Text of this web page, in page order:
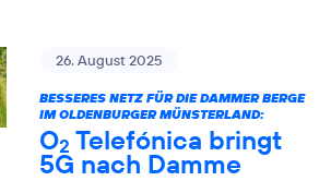
26. August 2025
BESSERES NETZ FÜR DIE DAMMER BERGE
IM OLDENBURGER MÜNSTERLAND:
O2 Telefónica bringt
5G nach Damme